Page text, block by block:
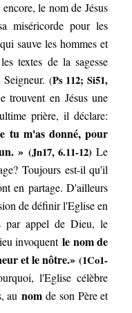
le nom de Jésus
miséricorde pour les
sauve les hommes et
textes de la sagesse
(Ps 112; Si51,
trouvent en Jésus une
prière, il déclare:
tu m'as donné, pour
» (Jn17, 6.11-12) Le
Toujours est-il qu'il
en partage. D'ailleurs
de définir l'Eglise en
par appel de Dieu, le
invoquentle nom de
et le nôtre.»(1Co1-
l'Eglise célèbre
au nomde son Père et